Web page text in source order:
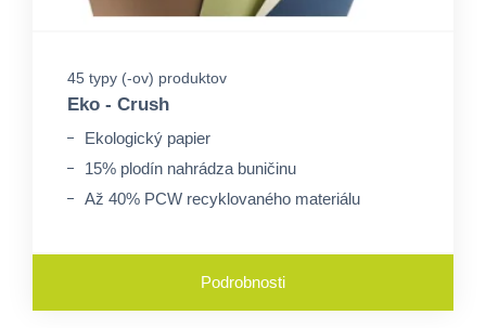
45 typy (-ov) produktov
Eko - Crush
Ekologický papier
15% plodín nahrádza buničinu
Až 40% PCW recyklovaného materiálu
Podrobnosti